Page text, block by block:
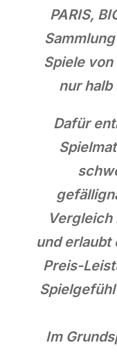
PARIS,
Spiele
nur halb
Dafür
Vergleich
und erlaubt
Preis-
Im